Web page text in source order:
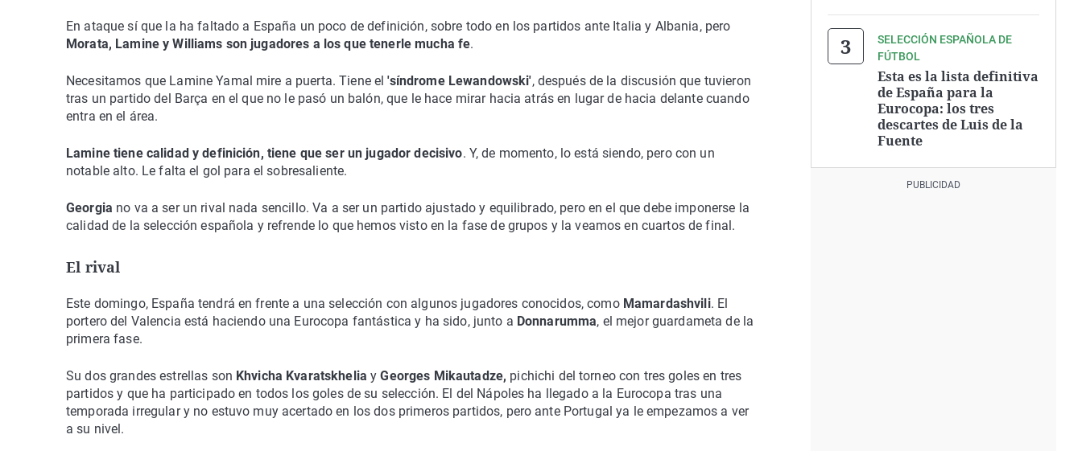
En ataque sí que la ha faltado a España un poco de definición, sobre todo en los partidos ante Italia y Albania, pero
Morata, Lamine y Williams son jugadores a los que tenerle mucha fe.
Necesitamos que Lamine Yamal mire a puerta. Tiene el 'síndrome Lewandowski', después de la discusión que tuvieron
tras un partido del Barça en el que no le pasó un balón, que le hace mirar hacia atrás en lugar de hacia delante cuando
entra en el área.
Lamine tiene calidad y definición, tiene que ser un jugador decisivo. Y, de momento, lo está siendo, pero con un
notable alto. Le falta el gol para el sobresaliente.
Georgia no va a ser un rival nada sencillo. Va a ser un partido ajustado y equilibrado, pero en el que debe imponerse la
calidad de la selección española y refrende lo que hemos visto en la fase de grupos y la veamos en cuartos de final.
El rival
Este domingo, España tendrá en frente a una selección con algunos jugadores conocidos, como Mamardashvili. El
portero del Valencia está haciendo una Eurocopa fantástica y ha sido, junto a Donnarumma, el mejor guardameta de la
primera fase.
Su dos grandes estrellas son Khvicha Kvaratskheliay Georges Mikautadze, pichichi del torneo con tres goles en tres
partidos y que ha participado en todos los goles de su selección. El del Nápoles ha llegado a la Eurocopa tras una
temporada irregular y no estuvo muy acertado en los dos primeros partidos, pero ante Portugal ya le empezamos a ver
a su nivel.
SELECCIÓN ESPAÑOLA DE
FÚTBOL
Esta es la lista definitiva
de España para la
Eurocopa: los tres
descartes de Luis de la
Fuente